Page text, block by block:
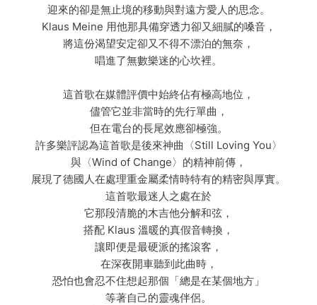
迎來的卻是無止境的移動與對遠方愛人的思念。
Klaus Meine 用他那具備穿透力卻又細膩的嗓音，
將這份渴望安定卻又不得不漂泊的無奈，
唱進了無數樂迷的心坎裡。
這首歌在媒體評價中始終佔有極高地位，
儘管它並非當時的先行單曲，
但在電台的長尾效應卻極強。
許多樂評認為這首歌是後來神曲〈Still Loving You〉
與〈Wind of Change〉的精神前傳，
展現了德國人在處理重金屬柔情時特有的精密與厚實。
這首歌最迷人之處在於
它那段清脆的木吉他分解和弦，
搭配 Klaus 溫暖的真假音轉換，
讓即便是最硬派的搖滾客，
在深夜開車聽到此曲時，
恐怕也會忍不住想起那個「總是在某個地方」
等著自己的靈魂伴侶。